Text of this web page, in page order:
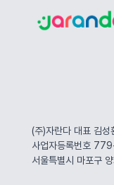
(주)자란다 대표 김성
사업자등록번호
서울특별시 마포구